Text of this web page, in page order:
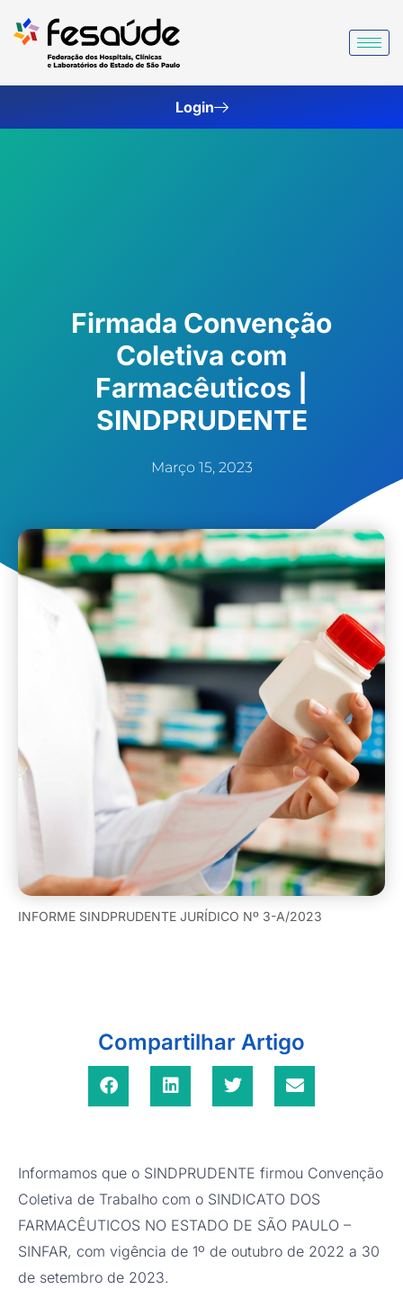
para
Login
Firmada Convenção
Coletiva com
Farmacêuticos |
SINDPRUDENTE
Março 15, 2023
INFORME SINDPRUDENTE JURÍDICO Nº 3-A/2023
Compartilhar Artigo
Informamos que o SINDPRUDENTE firmou Convenção
Coletiva de Trabalho com o SINDICATO DOS
FARMACÊUTICOS NO ESTADO DE SÃO PAULO –
SINFAR, com vigência de 1º de outubro de 2022 a 30
de setembro de 2023.